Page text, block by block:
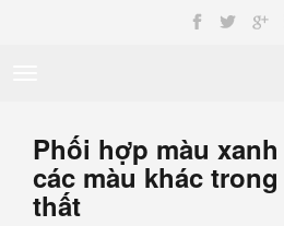
Phối hợp màu
các màu khác
thất